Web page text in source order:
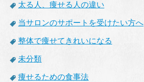
太る人、痩せる人の違い
当サロンのサポートを受けたい方へ
整体で痩せてきれいになる
未分類
痩せるための食事法